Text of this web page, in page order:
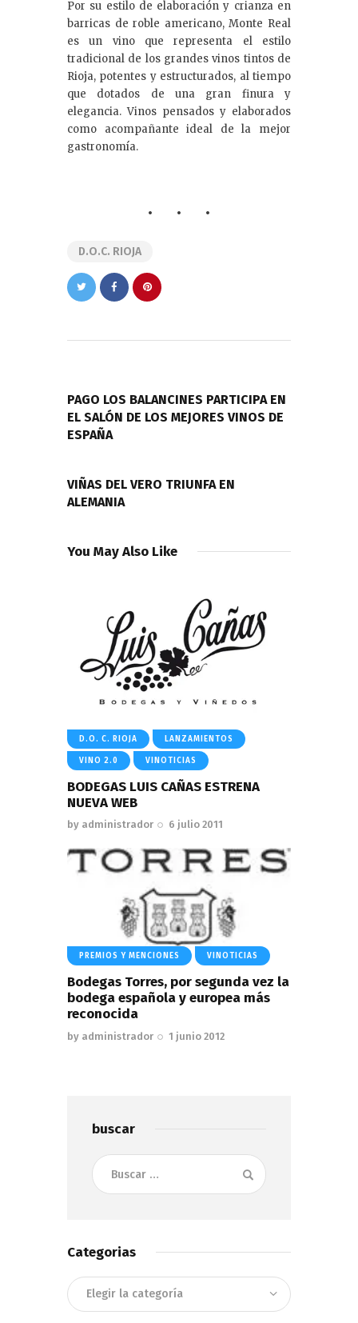
Por su estilo de elaboración y crianza en
barricas de roble americano, Monte Real
es un vino que representa el estilo
tradicional de los grandes vinos tintos de
Rioja, potentes y estructurados, al tiempo
que dotados de una gran finura y
elegancia. Vinos pensados y elaborados
como acompañante ideal de la mejor
gastronomía.
D.O.C. RIOJA
entradas
PAGO LOS BALANCINES PARTICIPA EN
EL SALÓN DE LOS MEJORES VINOS DE
ESPAÑA
VIÑAS DEL VERO TRIUNFA EN
ALEMANIA
You May Also Like
D.O. C. RIOJA LANZAMIENTOS
VINO 2.0 VINOTICIAS
BODEGAS LUIS CAÑAS ESTRENA
NUEVA WEB
by administrador 6 julio 2011
PREMIOS Y MENCIONES VINOTICIAS
Bodegas Torres, por segunda vez la
bodega española y europea más
reconocida
by administrador 1 junio 2012
buscar
Buscar:
Categorias
Categorias